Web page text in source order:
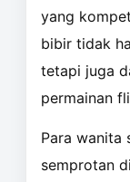
yang
bibir tidak
tetapi juga
permainan
Para wanita
semprotan